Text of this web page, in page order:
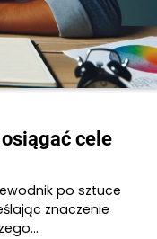
cele
po sztuce
znaczenie